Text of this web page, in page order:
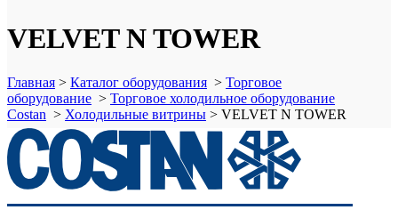
VELVET N TOWER
Главная > Каталог оборудования > Торговое
оборудование > Торговое холодильное оборудование
Costan > Холодильные витрины > VELVET N TOWER